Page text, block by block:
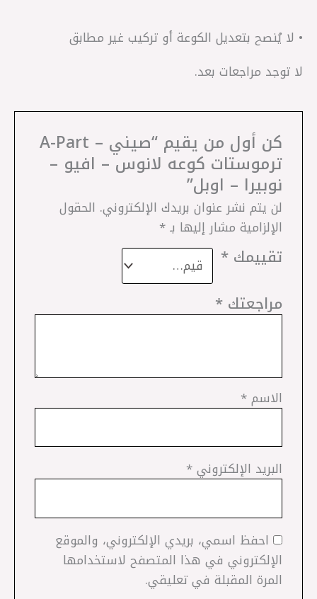
• لا يُنصح بتعديل الكوعة أو تركيب غير مطابق
لا توجد مراجعات بعد.
كن أول من يقيم “صيني – A-Part
ترموستات كوعه لانوس – افيو –
نوبيرا – اوبل”
لن يتم نشر عنوان بريدك الإلكتروني. الحقول
الإلزامية مشار إليها بـ*
تقييمك*
مراجعتك*
الاسم*
البريد الإلكتروني*
احفظ اسمي، بريدي الإلكتروني، والموقع
الإلكتروني في هذا المتصفح لاستخدامها
المرة المقبلة في تعليقي.